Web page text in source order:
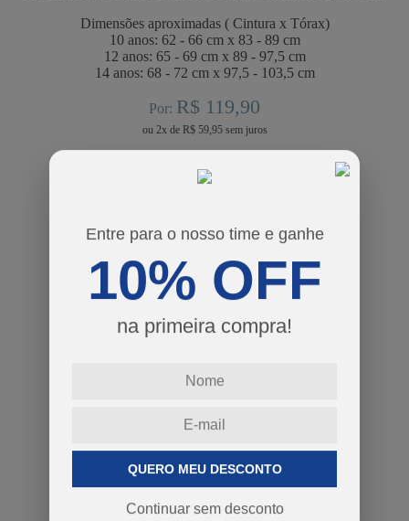
Entre para o nosso time e ganhe
10% OFF
na primeira compra!
QUERO MEU DESCONTO
Continuar sem desconto
Dimensões aproximadas ( Cintura x Tórax)
10 anos: 62 - 66 cm x 83 - 89 cm
12 anos: 65 - 69 cm x 89 - 97,5 cm
14 anos: 68 - 72 cm x 97,5 - 103,5 cm
Por: R$ 119,90
ou 2xde R$ 59,95
tamanhos
10 14
Guia de Tamanhos
COMPRAR